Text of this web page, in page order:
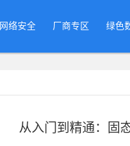
网络安全 厂商专区 绿色
从入门到精通：固